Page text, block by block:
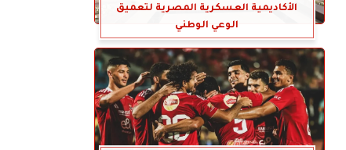
الأكاديمية العسكرية المصرية لتعميق
الوعي الوطني